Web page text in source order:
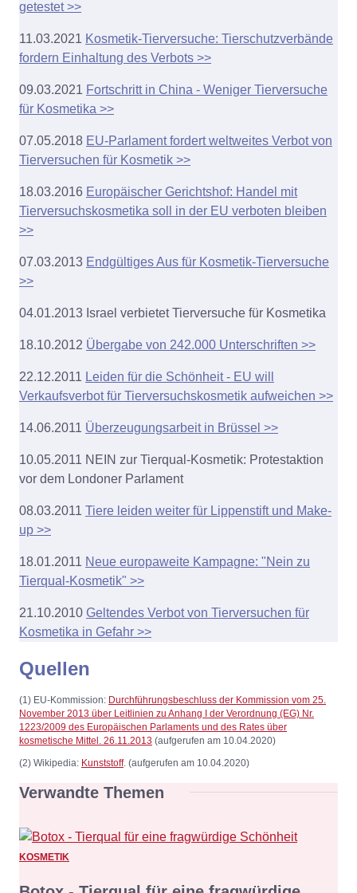
getestet >>
11.03.2021 Kosmetik-Tierversuche: Tierschutzverbände
fordern Einhaltung des Verbots >>
09.03.2021 Fortschritt in China - Weniger Tierversuche
für Kosmetika >>
07.05.2018 EU-Parlament fordert weltweites Verbot von
Tierversuchen für Kosmetik >>
18.03.2016 Europäischer Gerichtshof: Handel mit
Tierversuchskosmetika soll in der EU verboten bleiben
>>
07.03.2013 Endgültiges Aus für Kosmetik-Tierversuche
>>
04.01.2013 Israel verbietet Tierversuche für Kosmetika
18.10.2012 Übergabe von 242.000 Unterschriften >>
22.12.2011 Leiden für die Schönheit - EU will
Verkaufsverbot für Tierversuchskosmetik aufweichen >>
14.06.2011 Überzeugungsarbeit in Brüssel >>
10.05.2011 NEIN zur Tierqual-Kosmetik: Protestaktion
vor dem Londoner Parlament
08.03.2011 Tiere leiden weiter für Lippenstift und Make-
up >>
18.01.2011 Neue europaweite Kampagne: "Nein zu
Tierqual-Kosmetik" >>
21.10.2010 Geltendes Verbot von Tierversuchen für
Kosmetika in Gefahr >>
Quellen
(1) EU-Kommission: Durchführungsbeschluss der Kommission vom 25.
November 2013 über Leitlinien zu Anhang I der Verordnung (EG) Nr.
1223/2009 des Europäischen Parlaments und des Rates über
kosmetische Mittel. 26.11.2013 (aufgerufen am 10.04.2020)
(2) Wikipedia: Kunststoff. (aufgerufen am 10.04.2020)
Verwandte Themen
KOSMETIK